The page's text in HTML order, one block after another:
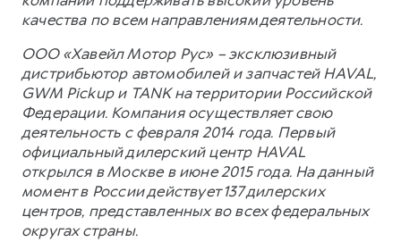
качества по всем направлениям деятельности.
ООО «Хавейл Мотор Рус» – эксклюзивный
дистрибьютор автомобилей и запчастей HAVAL,
GWM Pickup и TANK на территории Российской
Федерации. Компания осуществляет свою
деятельность с февраля 2014 года. Первый
официальный дилерский центр HAVAL
открылся в Москве в июне 2015 года. На данный
момент в России действует 137 дилерских
центров, представленных во всех федеральных
округах страны.